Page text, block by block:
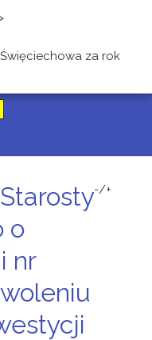
za rok
o
nr
-/+